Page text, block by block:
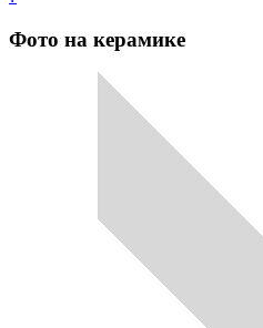
Фото на керамике